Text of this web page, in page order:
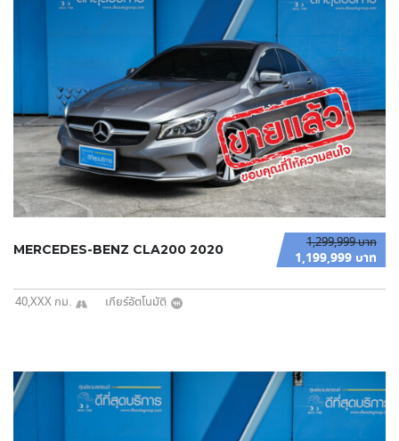
1,299,999 บาท
1,199,999 บาท
MERCEDES-BENZ CLA200 2020
40,XXX กม. เกียร์อัตโนมัติ